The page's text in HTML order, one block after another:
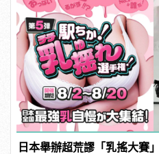
日本舉辦超荒謬「乳搖大賽